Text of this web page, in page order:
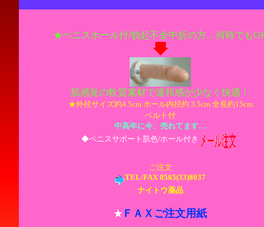
★ペニスホール付/勃起不全中折の方…何時でも
肌感覚の軟質素材で違和感が少なく快適！
★外径サイズ約4.5cm ホール内径約 3.5cm 全長約15cm
ベルト付
中高年に今、売れてます…
◆ペニスサポート肌色/ホール付き
ご注文
TEL/FAX 0565(33)8037
ナイトウ薬品
★ＦＡＸご注文用紙